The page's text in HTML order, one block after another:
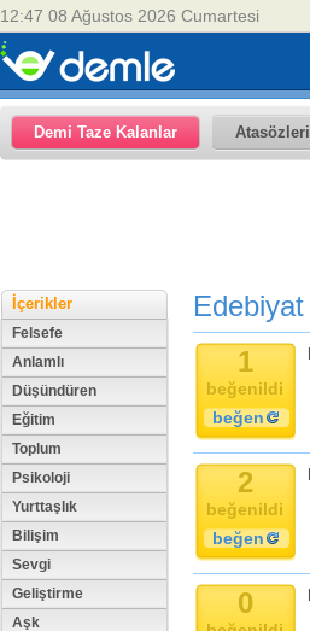
12:47 08 Ağustos 2026 Cumartesi
Demi Taze Kalanlar Atasözleri
İçerikler
Felsefe
Anlamlı
Düşündüren
Eğitim
Toplum
Psikoloji
Yurttaşlık
Bilişim
Sevgi
Geliştirme
Aşk
Edebiyat
1
beğenildi
beğen
2
beğenildi
beğen
0